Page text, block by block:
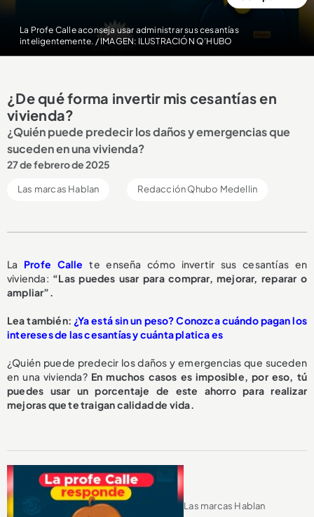
La Profe Calle aconseja usar administrar sus cesantías
inteligentemente. / IMAGEN: ILUSTRACIÓN Q’HUBO
¿De qué forma invertir mis cesantías en
vivienda?
¿Quién puede predecir los daños y emergencias que
suceden en una vivienda?
27 de febrero de 2025
Las marcas Hablan Redacción Qhubo Medellin
La Profe Calle te enseña cómo invertir sus cesantías en
vivienda: “Las puedes usar para comprar, mejorar, reparar o
ampliar”.
Lea también: ¿Ya está sin un peso? Conozca cuándo pagan los
intereses de las cesantías y cuánta platica es
¿Quién puede predecir los daños y emergencias que suceden
en una vivienda? En muchos casos es imposible, por eso, tú
puedes usar un porcentaje de este ahorro para realizar
mejoras que te traigan calidad de vida.
Las marcas Hablan